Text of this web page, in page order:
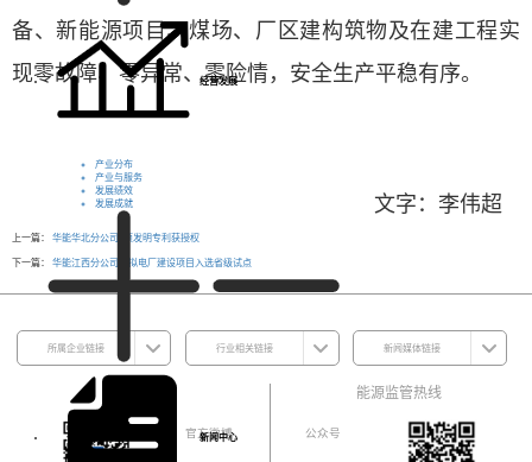
经营发展
产业分布
产业与服务
发展绩效
发展成就
新闻中心
备、新能源项目、煤场、厂区建构筑物及在建工程实
现零故障、零异常、零险情，安全生产平稳有序。
文字：李伟超
上一篇： 华能华北分公司3项发明专利获授权
下一篇： 华能江西分公司虚拟电厂建设项目入选省级试点
所属企业链接 行业相关链接 新闻媒体链接
华能新媒体
官方微博
能源监管热线
公众号